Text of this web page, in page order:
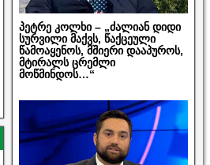
პეტრე კოლხი – „ძალიან დიდი
სურვილი მაქვს, წაქცეული
წამოაყენოს, მშიერი დააპუროს,
მტირალს ცრემლი
მოწმინდოს…“